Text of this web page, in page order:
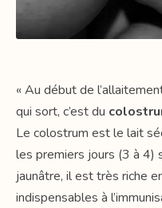
« Au début de
qui sort, c’est du
Le colostrum est le lait
les premiers jours (3 à 4)
jaunâtre, il est très riche
indispensables à